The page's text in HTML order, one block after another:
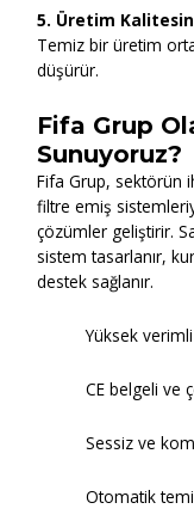
5. Üretim
Temiz bir üretim
düşürür.
Fifa Grup
Sunuyoruz?
Fifa Grup, sektörün
filtre emiş
çözümler geliştirir.
sistem tasarlanır,
destek sağlanır.
Yüksek
CE belgeli ve
Sessiz ve
Otomatik